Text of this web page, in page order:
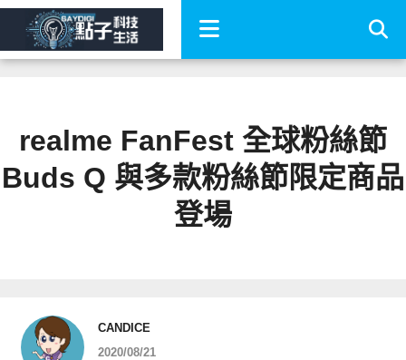
realme FanFest 全球粉絲節
Buds Q 與多款粉絲節限定商品
登場
CANDICE
2020/08/21